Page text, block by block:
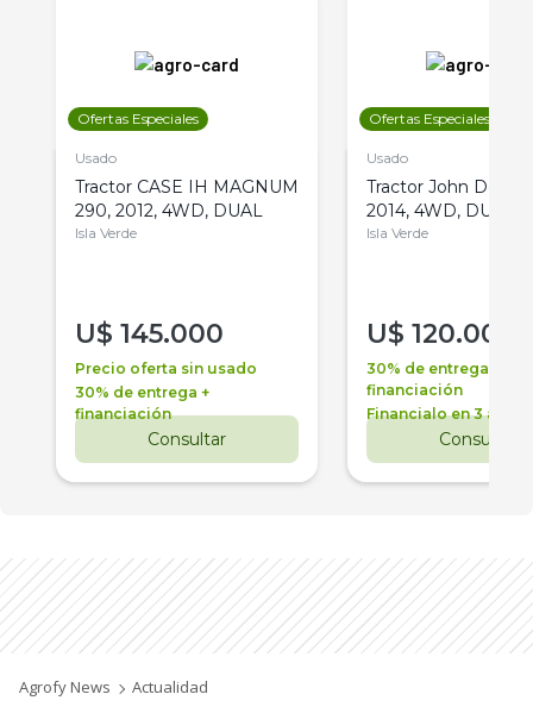
Ofertas Especiales
Usado
Tractor CASE IH MAGNUM
290, 2012, 4WD, DUAL
Isla Verde
U$ 145.000
Precio oferta sin usado
30% de entrega +
financiación
Consultar
Ofertas Especiales
Usado
Tractor John Deere
2014, 4WD, DUAL
Isla Verde
U$ 120.000
30% de entrega +
financiación
Financialo en 3 años
Consultar
Agrofy News Actualidad